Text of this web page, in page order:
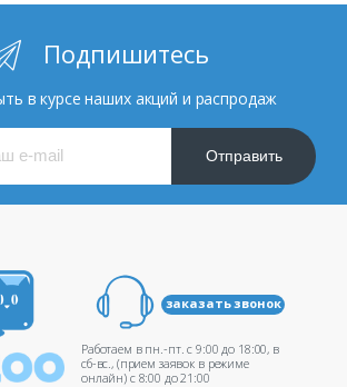
Подпишитесь
в курсе наших акций и распродаж
Отправить
заказать звонок
Работаем в пн.-пт. c 9:00 до 18:00, в
сб-вс., (прием заявок в режиме
онлайн) c 8:00 до 21:00